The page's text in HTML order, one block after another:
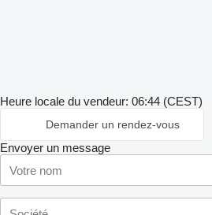
Heure locale du vendeur: 06:44 (CEST)
Demander un rendez-vous
Envoyer un message